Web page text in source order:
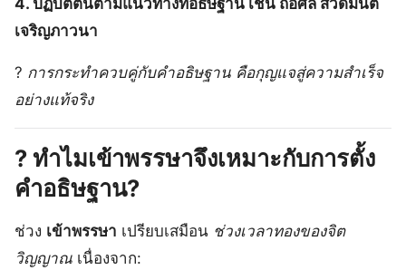
เจริญภาวนา
? การกระทำควบคู่กับคำอธิษฐาน คือกุญแจสู่ความสำเร็จ
อย่างแท้จริง
?️ ทำไมเข้าพรรษาจึงเหมาะกับการตั้ง
คำอธิษฐาน?
ช่วง เข้าพรรษา เปรียบเสมือน ช่วงเวลาทองของจิต
วิญญาณ เนื่องจาก: